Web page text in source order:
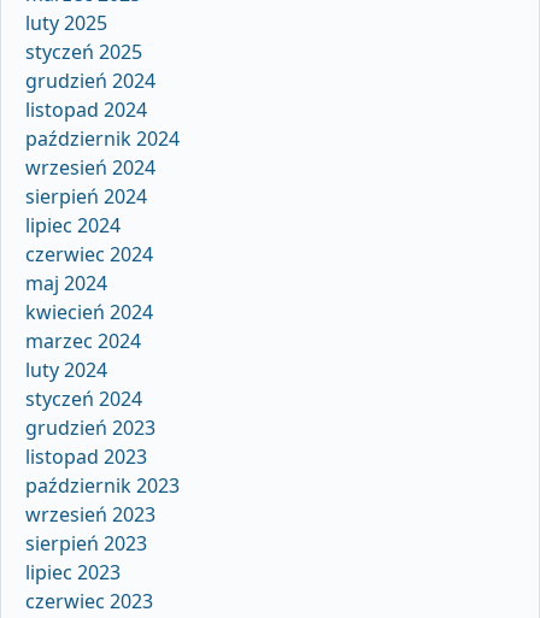
luty 2025
styczeń 2025
grudzień 2024
listopad 2024
październik 2024
wrzesień 2024
sierpień 2024
lipiec 2024
czerwiec 2024
maj 2024
kwiecień 2024
marzec 2024
luty 2024
styczeń 2024
grudzień 2023
listopad 2023
październik 2023
wrzesień 2023
sierpień 2023
lipiec 2023
czerwiec 2023